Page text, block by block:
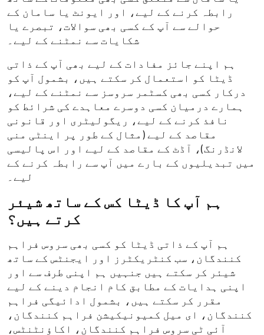
رابطہ کرنے کے لیے، اور ایونٹ یا سامان کے
حوالے سے آپ کے کسی بھی سوالات، تبصرے یا
شکایات سے نمٹنے کے لیے۔
ہم اپنے جائز مفادات کے لیے بھی آپ کے ذاتی
ڈیٹا کو استعمال کر سکتے ہیں، بشمول آپ کو
درکار کسی بھی کسٹمر سروسز سے نمٹنے کے لیے،
ہمارے درمیان کسی دوسرے معاہدے کی شرائط کو
نافذ کرنے کے لیے، ریگولیٹری اور قانونی
مقاصد کے لیے (مثال کے طور پر اینٹی منی
لانڈرنگ)، آڈٹ کے مقاصد کے لیے اور اس پالیسی
میں تبدیلیوں کے بارے میں آپ سے رابطہ کرنے کے
لیے۔
ہم آپ کا ڈیٹا کس کے ساتھ شیئر
کرتے ہیں؟
ہم آپ کے ذاتی ڈیٹا کو کسی بھی سروس فراہم
کنندگان، سب کنٹریکٹرز اور ایجنٹس کے ساتھ
شیئر کر سکتے ہیں جنہیں ہم اپنی طرف سے اور
اپنی ہدایات کے مطابق کام انجام دینے کے لیے
مقرر کر سکتے ہیں، بشمول ادائیگی فراہم
کنندگان، ای میل کمیونیکیشن فراہم کنندگان،
آئی ٹی سروس فراہم کنندگان، اکاؤنٹنٹس،